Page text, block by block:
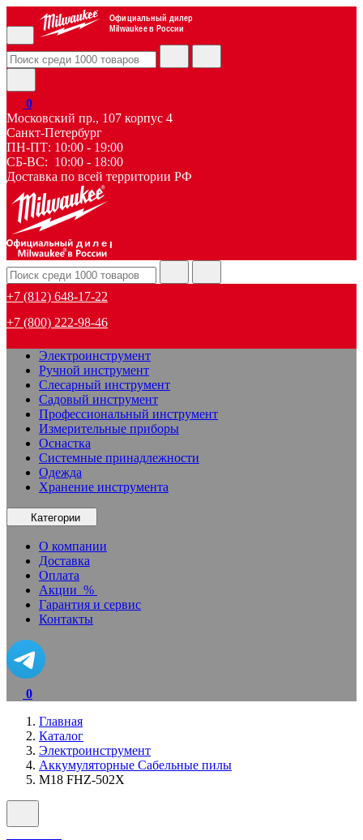
Официальный дилер
Milwaukee в России
0
Московский пр., 107 корпус 4
Санкт-Петербург
ПН-ПТ: 10:00 - 19:00
СБ-ВС: 10:00 - 18:00
Доставка по всей территории РФ
дилер
+7 (812) 648-17-22
+7 (800) 222-98-46
Электроинструмент
Ручной инструмент
Слесарный инструмент
Садовый инструмент
Профессиональный инструмент
Измерительные приборы
Оснастка
Системные принадлежности
Одежда
Хранение инструмента
Категории
О компании
Доставка
Оплата
Акции %
Гарантия и сервис
Контакты
0
Главная
Каталог
Электроинструмент
Аккумуляторные Сабельные пилы
M18 FHZ-502X